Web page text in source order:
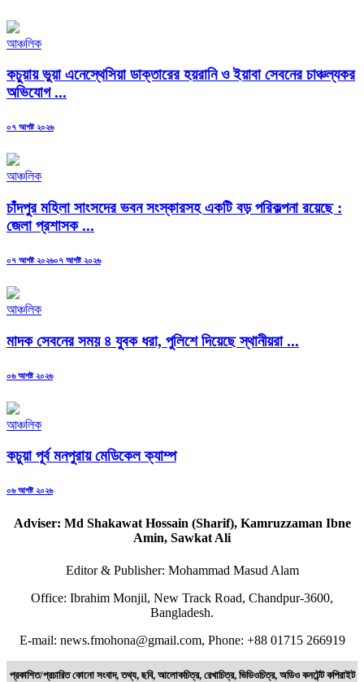
আঞ্চলিক
কচুয়ায় ভুয়া এনেস্থেসিয়া ডাক্তারের হয়রানি ও ইয়াবা সেবনের চাঞ্চল্যকর
অভিযোগ ...
Posted
০৭ আগষ্ট ২০২৬
আঞ্চলিক
চাঁদপুর মহিলা সাংসদের ভবন সংস্কারসহ একটি বড় পরিকল্পনা রয়েছে :
জেলা প্রশাসক ...
Posted
০৭ আগষ্ট ২০২৬০৭ আগষ্ট ২০২৬
আঞ্চলিক
মাদক সেবনের সময় ৪ যুবক ধরা, পুলিশে দিয়েছে স্থানীয়রা ...
Posted
০৬ আগষ্ট ২০২৬
আঞ্চলিক
কচুয়া পূর্ব মনপুরায় মেডিকেল ক্যাম্প
Posted
০৬ আগষ্ট ২০২৬
Adviser: Md Shakawat Hossain (Sharif), Kamruzzaman Ibne
Amin, Sawkat Ali
Editor & Publisher: Mohammad Masud Alam
Office: Ibrahim Monjil, New Track Road, Chandpur-3600,
Bangladesh.
E-mail: news.fmohona@gmail.com, Phone: +88 01715 266919
প্রকাশিত/প্রচারিত কোনো সংবাদ, তথ্য, ছবি, আলোকচিত্র, রেখাচিত্র, ভিডিওচিত্র, অডিও কনটেন্ট কপিরাইট